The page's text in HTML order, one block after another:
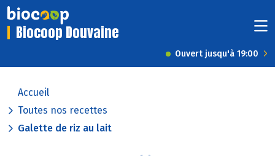
Biocoop Douvaine
Ouvert jusqu'à 19:00
Accueil
Toutes nos recettes
Galette de riz au lait